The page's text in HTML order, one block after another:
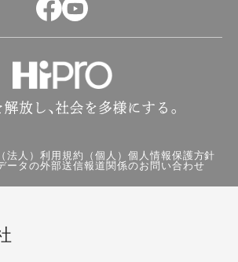
法人）利用規約（個人） 個人情報保護方針
ータの外部送信報道関係のお問い合わせ